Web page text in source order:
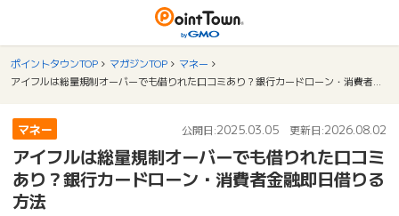
ポイントタウンTOP マガジンTOP
マネー
マネー 公開日:2025.03.05 更新日:2026.08.02
アイフルは総量規制オーバーでも借りれた口コミ
あり？銀行カードローン・消費者金融即日借りる
方法